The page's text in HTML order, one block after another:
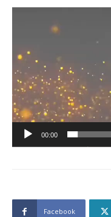
00:00
Facebook